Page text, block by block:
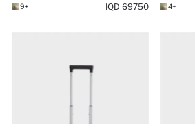
+4
69750 IQD
+9